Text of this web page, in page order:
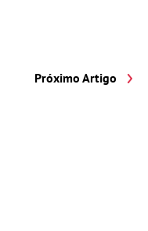
Próximo Artigo